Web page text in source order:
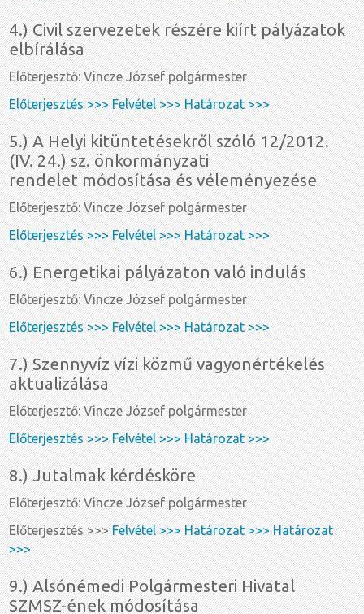
4.) Civil szervezetek részére kiírt pályázatok
elbírálása
Előterjesztő: Vincze József polgármester
Előterjesztés >>> Felvétel >>> Határozat >>>
5.) A Helyi kitüntetésekről szóló 12/2012.
(IV. 24.) sz. önkormányzati
rendelet módosítása és véleményezése
Előterjesztő: Vincze József polgármester
Előterjesztés >>> Felvétel >>> Határozat >>>
6.) Energetikai pályázaton való indulás
Előterjesztő: Vincze József polgármester
Előterjesztés >>> Felvétel >>> Határozat >>>
7.) Szennyvíz vízi közmű vagyonértékelés
aktualizálása
Előterjesztő: Vincze József polgármester
Előterjesztés >>> Felvétel >>> Határozat >>>
8.) Jutalmak kérdésköre
Előterjesztő: Vincze József polgármester
Előterjesztés >>> Felvétel >>> Határozat >>> Határozat
>>>
9.) Alsónémedi Polgármesteri Hivatal
SZMSZ-ének módosítása